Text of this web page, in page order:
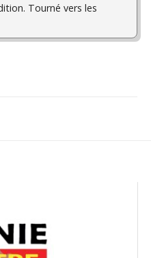
Tourné vers les